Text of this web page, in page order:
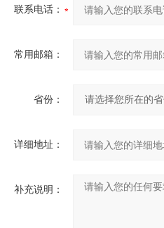
联系电话：
常用邮箱：
省份：
详细地址：
补充说明：